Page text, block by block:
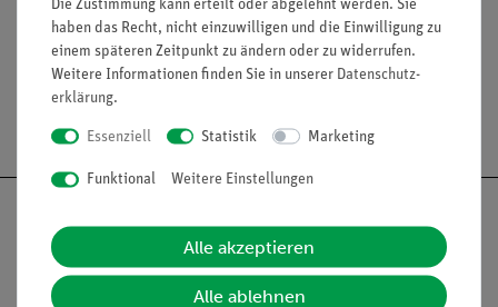
Zubehör
Nach oben
Die Zustimmung kann erteilt oder abgelehnt werden. Sie
haben das Recht, nicht einzuwilligen und die Einwilligung zu
einem späteren Zeitpunkt zu ändern oder zu widerrufen.
Weitere Informationen finden Sie in unserer Daten­schutz­
erklärung.
Essenziell Statistik Marketing
Funktional Weitere Einstellungen
Alle akzeptieren
Alle ablehnen